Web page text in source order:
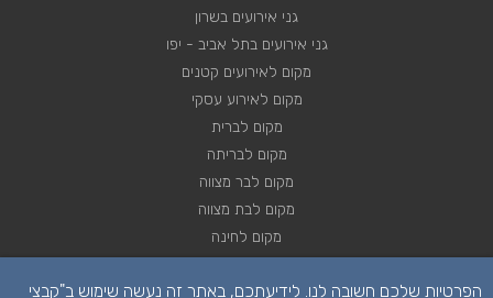
גני אירועים בשרון
גני אירועים בתל אביב - יפו
מקום לאירועים קטנים
מקום לאירוע עסקי
מקום לברית
מקום לבריתה
מקום לבר מצווה
מקום לבת מצווה
מקום לחינה
מקום לכנסים
הפרטיות שלכם חשובה לנו. לידיעתכם, באתר זה נעשה שימוש ב"קבצי